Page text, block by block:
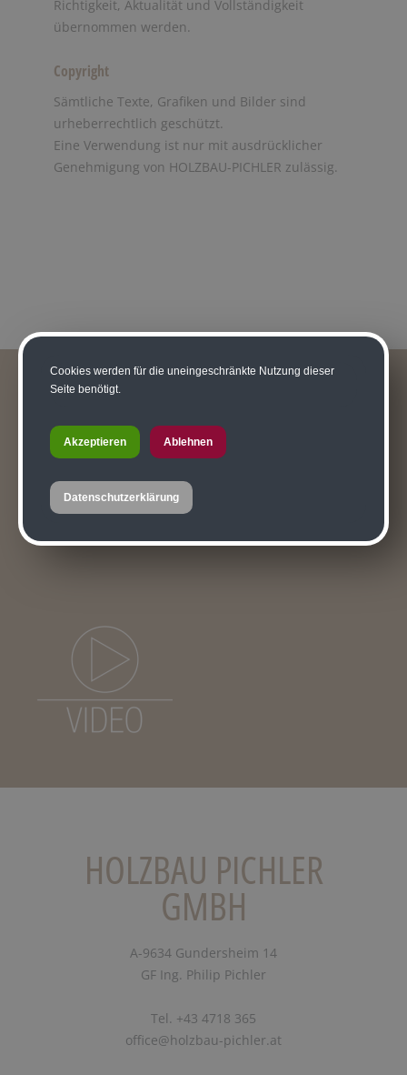
Richtigkeit, Aktualität und Vollständigkeit
übernommen werden.
Copyright
Sämtliche Texte, Grafiken und Bilder sind
urheberrechtlich geschützt.
Eine Verwendung ist nur mit ausdrücklicher
Genehmigung von HOLZBAU-PICHLER zulässig.
HOLZBAU PICHLER
GMBH
A-9634 Gundersheim 14
GF Ing. Philip Pichler
Tel. +43 4718 365
office@holzbau-pichler.at
Cookies werden für die uneingeschränkte Nutzung dieser
Seite benötigt.
Akzeptieren Ablehnen
Datenschutzerklärung